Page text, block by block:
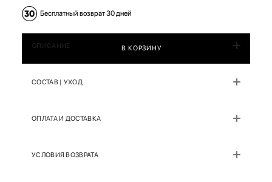
Бесплатный возврат 30 дней
В КОРЗИНУ
ОПИСАНИЕ
СОСТАВ | УХОД
ОПЛАТА И ДОСТАВКА
УСЛОВИЯ ВОЗВРАТА